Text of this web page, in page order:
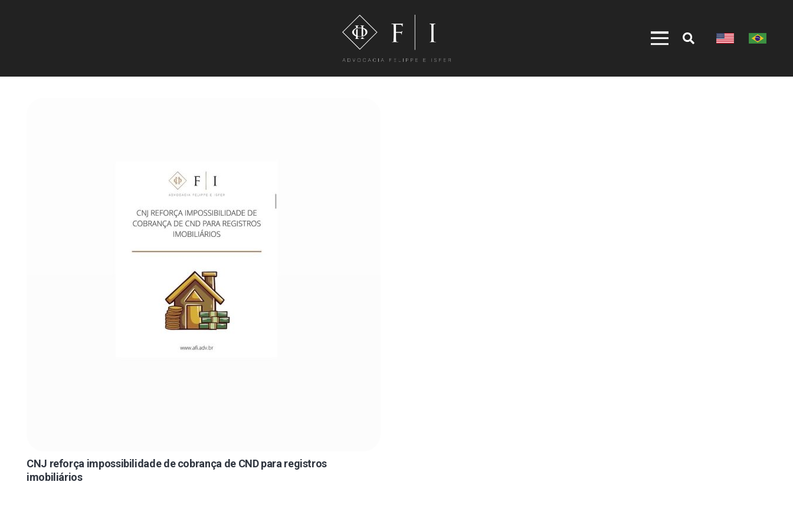
CNJ reforça impossibilidade de cobrança de CND para registros
imobiliários